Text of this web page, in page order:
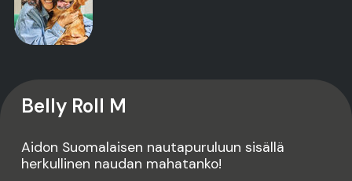
Belly Roll M
Aidon Suomalaisen nautapuruluun sisällä
herkullinen naudan mahatanko!